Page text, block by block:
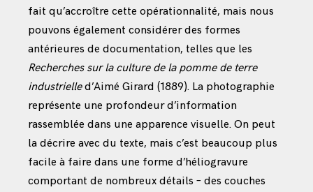
fait qu’accroître cette opérationnalité, mais nous
pouvons également considérer des formes
antérieures de documentation, telles que les
Recherches sur la culture de la pomme de terre
industrielled’Aimé Girard (1889). La photographie
représente une profondeur d’information
rassemblée dans une apparence visuelle. On peut
la décrire avec du texte, mais c’est beaucoup plus
facile à faire dans une forme d’héliogravure
comportant de nombreux détails – des couches